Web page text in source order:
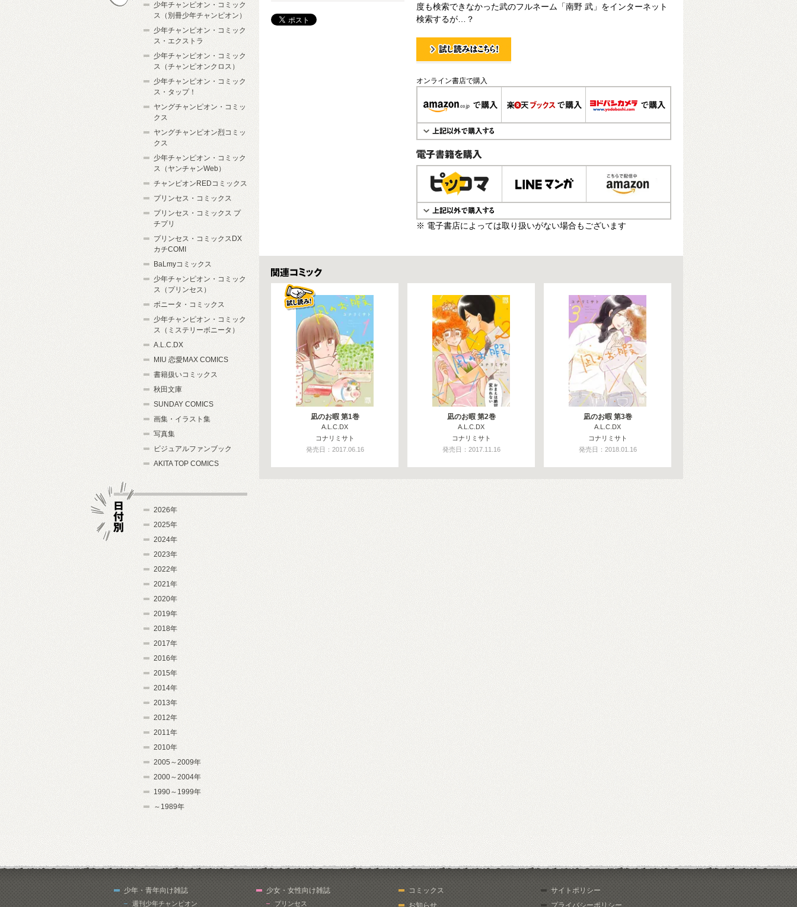
度も検索できなかった武のフルネーム「南野 武」をインターネット
検索するが…？
オンライン書店で購入
電子書籍で購入
※ 電子書店によっては取り扱いがない場合もございます
関連コミックス
凪のお暇 第1巻
A.L.C.DX
コナリミサト
発売日：2017.06.16
凪のお暇 第2巻
A.L.C.DX
コナリミサト
発売日：2017.11.16
凪のお暇 第3巻
A.L.C.DX
コナリミサト
発売日：2018.01.16
少年チャンピオン・コミック
ス（別冊少年チャンピオン）
少年チャンピオン・コミック
ス・エクストラ
少年チャンピオン・コミック
ス（チャンピオンクロス）
少年チャンピオン・コミック
ス・タップ！
ヤングチャンピオン・コミッ
クス
ヤングチャンピオン烈コミッ
クス
少年チャンピオン・コミック
ス（ヤンチャンWeb）
チャンピオンREDコミックス
プリンセス・コミックス
プリンセス・コミックス プ
チプリ
プリンセス・コミックスDX
カチCOMI
BaLmyコミックス
少年チャンピオン・コミック
ス（プリンセス）
ボニータ・コミックス
少年チャンピオン・コミック
ス（ミステリーボニータ）
A.L.C.DX
MIU 恋愛MAX COMICS
書籍扱いコミックス
秋田文庫
SUNDAY COMICS
画集・イラスト集
写真集
ビジュアルファンブック
AKITA TOP COMICS
2026年
2025年
2024年
2023年
2022年
2021年
2020年
2019年
2018年
2017年
2016年
2015年
2014年
2013年
2012年
2011年
2010年
2005～2009年
2000～2004年
1990～1999年
～1989年
少年・青年向け雑誌
週刊少年チャンピオン
少女・女性向け雑誌
プリンセス
コミックス
お知らせ
サイトポリシー
プライバシーポリシー